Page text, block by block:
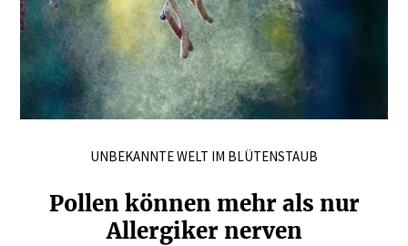
UNBEKANNTE WELT IM BLÜTENSTAUB
Pollen können mehr als nur
Aller­giker nerven